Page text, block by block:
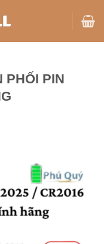
PHỐI PIN